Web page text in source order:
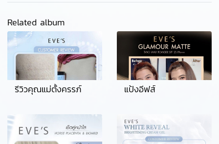
Related album
รีวิวคุณแม่ตั้งครรภ์ แป้งอีฟส์